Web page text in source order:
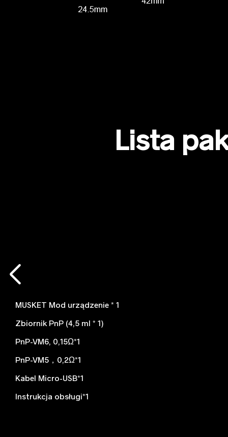
Lista
MUSKET Mod urządzenie * 1
Zbiornik PnP (4,5 ml * 1)
PnP-VM6, 0,15Ω*1
PnP-VM5，0,2Ω*1
Kabel Micro-USB*1
Instrukcja obsługi*1